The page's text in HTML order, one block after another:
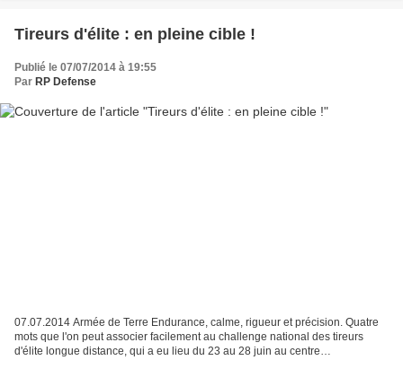
Tireurs d'élite : en pleine cible !
Publié le 07/07/2014 à 19:55
Par RP Defense
07.07.2014 Armée de Terre Endurance, calme, rigueur et précision. Quatre
mots que l'on peut associer facilement au challenge national des tireurs
d'élite longue distance, qui a eu lieu du 23 au 28 juin au centre